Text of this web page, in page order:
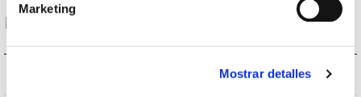
Marketing
Mostrar detalles
Performance
550lm